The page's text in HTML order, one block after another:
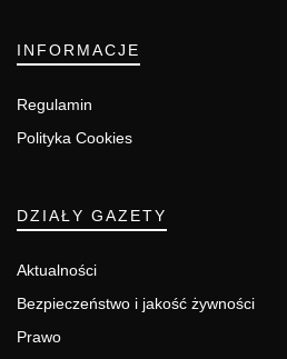
INFORMACJE
Regulamin
Polityka Cookies
DZIAŁY GAZETY
Aktualności
Bezpieczeństwo i jakość żywności
Prawo